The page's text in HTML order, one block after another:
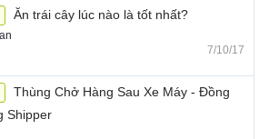
Ăn trái cây lúc nào là tốt nhất?
7/10/17
Thùng Chở Hàng Sau Xe Máy - Đồng
Shipper